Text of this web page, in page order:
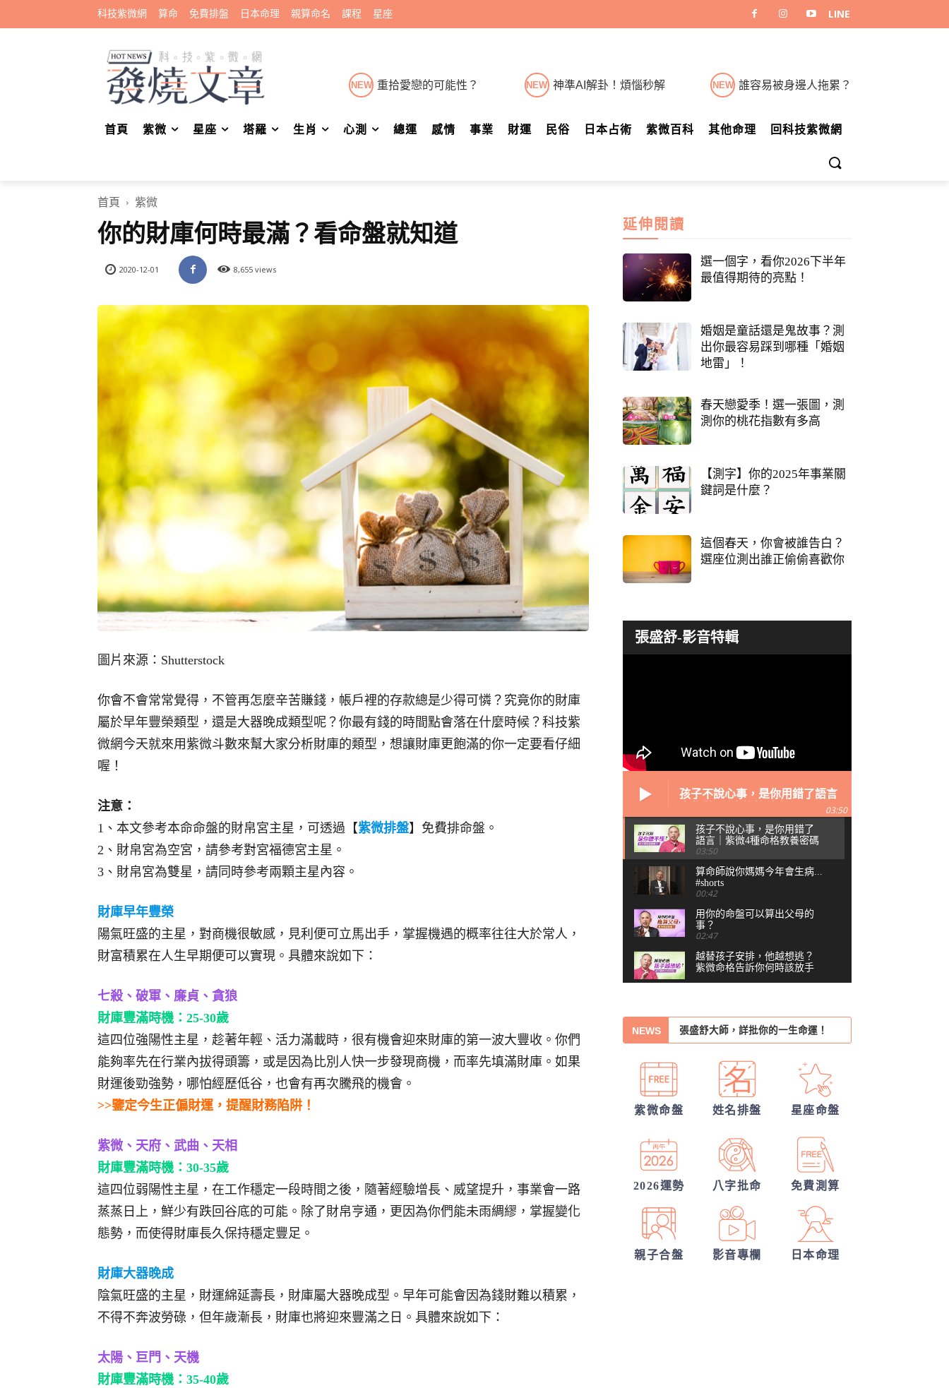
科技紫微網 算命 免費排盤 日本命理 親算命名 課程 星座
NEW 重拾愛戀的可能性？ NEW 神準AI解卦！煩惱秒解 NEW 誰容易被身邊人拖累？
首頁 紫微 星座 塔羅 生肖 心測 總運 感情 事業 財運 民俗 日本占術 紫微百科 其他命理 回科技紫微網
首頁 紫微
你的財庫何時最滿？看命盤就知道
2020-12-01 8,655 views
圖片來源：Shutterstock
你會不會常常覺得，不管再怎麼辛苦賺錢，帳戶裡的存款總是少得可憐？究竟你的財庫
屬於早年豐榮類型，還是大器晚成類型呢？你最有錢的時間點會落在什麼時候？科技紫
微網今天就來用紫微斗數來幫大家分析財庫的類型，想讓財庫更飽滿的你一定要看仔細
喔！
注意：
1、本文參考本命命盤的財帛宮主星，可透過【紫微排盤】免費排命盤。
2、財帛宮為空宮，請參考對宮福德宮主星。
3、財帛宮為雙星，請同時參考兩顆主星內容。
財庫早年豐榮
陽氣旺盛的主星，對商機很敏感，見利便可立馬出手，掌握機遇的概率往往大於常人，
財富積累在人生早期便可以實現。具體來說如下：
七殺、破軍、廉貞、貪狼
財庫豐滿時機：25-30歲
這四位強陽性主星，趁著年輕、活力滿載時，很有機會迎來財庫的第一波大豐收。你們
能夠率先在行業內拔得頭籌，或是因為比別人快一步發現商機，而率先填滿財庫。如果
財運後勁強勢，哪怕經歷低谷，也會有再次騰飛的機會。
>>鑒定今生正偏財運，提醒財務陷阱！
紫微、天府、武曲、天相
財庫豐滿時機：30-35歲
這四位弱陽性主星，在工作穩定一段時間之後，隨著經驗增長、威望提升，事業會一路
蒸蒸日上，鮮少有跌回谷底的可能。除了財帛亨通，更因為你們能未雨綢繆，掌握變化
態勢，而使得財庫長久保持穩定豐足。
財庫大器晚成
陰氣旺盛的主星，財運綿延壽長，財庫屬大器晚成型。早年可能會因為錢財難以積累，
不得不奔波勞碌，但年歲漸長，財庫也將迎來豐滿之日。具體來說如下：
太陽、巨門、天機
財庫豐滿時機：35-40歲
延伸閱讀
選一個字，看你2026下半年
最值得期待的亮點！
婚姻是童話還是鬼故事？測
出你最容易踩到哪種「婚姻
地雷」！
春天戀愛季！選一張圖，測
測你的桃花指數有多高
【測字】你的2025年事業關
鍵詞是什麼？
這個春天，你會被誰告白？
選座位測出誰正偷偷喜歡你
張盛舒-影音特輯
孩子不說心事，是你用錯了語言
03:50
孩子不說心事，是你用錯了
語言｜紫微4種命格教養密碼
03:50
算命師說你媽媽今年會生病...
#shorts
00:42
用你的命盤可以算出父母的
事？
02:47
越替孩子安排，他越想逃？
紫微命格告訴你何時該放手
00:41
習慣把累往肚子裡吞？最難
越努力越燒光自己？你的天
賦可能用過頭了 #shorts
00:40
顆星，常燒光自己
40歲，人生努力全部歸零
——我打開命盤，看到了什
麼？
04:51
一張命盤，算出你全家？
#shorts
NEWS
我們的未來已註定?
我們緣分已盡了嗎？
他的戀愛意圖全洞悉
你們前世是哪種星宿關係？今生有好結
果嗎？
錢途低迷！如何翻身轉運？揭開你的發
你們的命盤合嗎？適合當夫妻？批婚配
紫微命盤 姓名排盤 星座命盤
2026運勢 八字批命 免費測算
親子合盤 影音專欄 日本命理